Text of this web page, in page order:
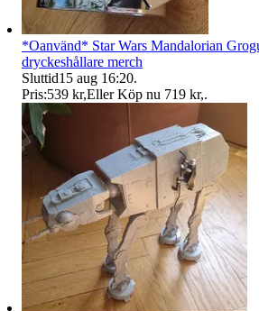
*Oanvänd* Star Wars Mandalorian
dryckeshållare merch
Sluttid15 aug 16:20.
Pris:539 kr,Eller Köp nu 719 kr,.